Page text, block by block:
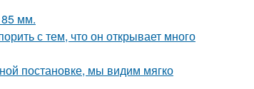
85 мм.
с тем, что он открывает много
постановке, мы видим мягко